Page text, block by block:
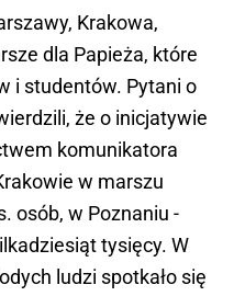
Krakowa,
dla Papieża, które
i studentów. Pytani o
że o inicjatywie
komunikatora
w marszu
osób, w Poznaniu -
tysięcy. W
ludzi spotkało się